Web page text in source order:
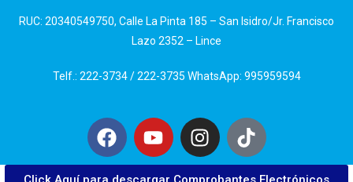
RUC: 20340549750, Calle La Pinta 185 – San Isidro/Jr. Francisco
Lazo 2352 – Lince
Telf.: 222-3734 / 222-3735 WhatsApp: 995959594